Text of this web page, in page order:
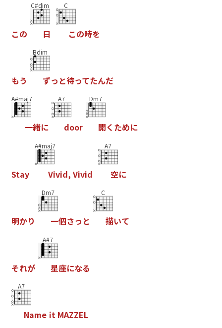
この
C#dim
日
C
この時を
もう
Bdim
ずっ と待ってたんだ
A#maj7
一緒に
A7
door
Dm7
開く ために
Stay
A#maj7
Vivid, Vivid
A7
空に
明かり
Dm7
一個さっ と
C
描いて
それが
A#7
星座になる
A7
Name it MAZZEL